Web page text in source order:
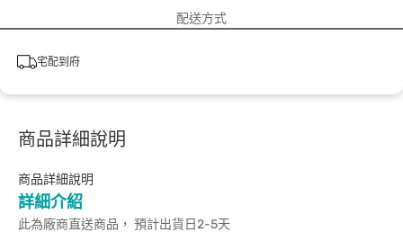
配送方式
宅配到府
商品詳細說明
商品詳細說明
詳細介紹
此為廠商直送商品， 預計出貨日2-5天